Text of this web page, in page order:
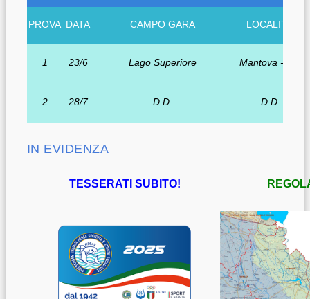
PROVA DATA CAMPO GARA LOCALITA'
1 23/6 Lago Superiore Mantova - MN
2 28/7 D.D. D.D.
IN EVIDENZA
TESSERATI SUBITO!